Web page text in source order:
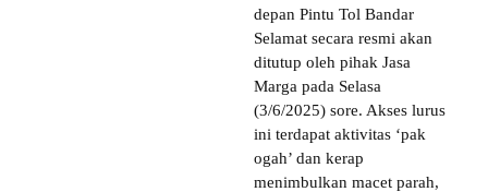
depan Pintu Tol Bandar
Selamat secara resmi akan
ditutup oleh pihak Jasa
Marga pada Selasa
(3/6/2025) sore. Akses lurus
ini terdapat aktivitas ‘pak
ogah’ dan kerap
menimbulkan macet parah,